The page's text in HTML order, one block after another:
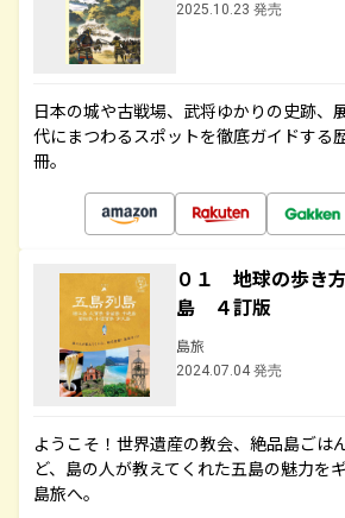
2025.10.23 発売
日本の城や古戦場、武将ゆかりの史跡、
代にまつわるスポットを徹底ガイドする
冊。
０１ 地球の歩
島 ４訂版
島旅
2024.07.04 発売
ようこそ！世界遺産の教会、絶品島ごは
ど、島の人が教えてくれた五島の魅力を
島旅へ。